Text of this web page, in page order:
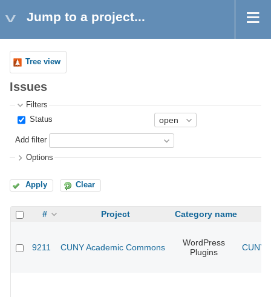
Jump to a project...
Tree view
Issues
Filters
Status
Add filter
Options
Apply Clear
# Project Category name
9211 CUNY Academic Commons
WordPress
Plugins
CUNY